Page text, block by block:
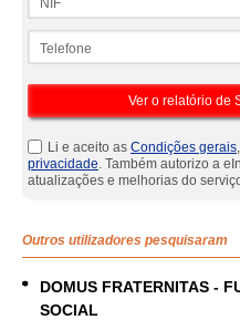
Li e aceito as Condições gerais,
privacidade. Também autorizo a
atualizações e melhorias do
Outros utilizadores pesquisaram
DOMUS FRATERNITAS -
SOCIAL